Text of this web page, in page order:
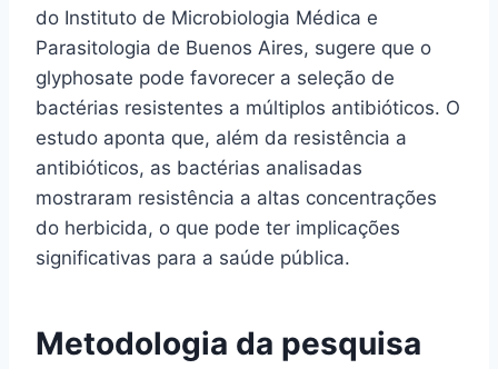
do Instituto de Microbiologia Médica e
Parasitologia de Buenos Aires, sugere que o
glyphosate pode favorecer a seleção de
bactérias resistentes a múltiplos antibióticos. O
estudo aponta que, além da resistência a
antibióticos, as bactérias analisadas
mostraram resistência a altas concentrações
do herbicida, o que pode ter implicações
significativas para a saúde pública.
Metodologia da pesquisa